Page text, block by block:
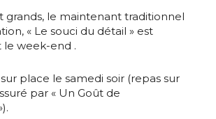
grands, le maintenant traditionnel
« Le souci du détail » est
week-end .
place le samedi soir (repas sur
par « Un Goût de